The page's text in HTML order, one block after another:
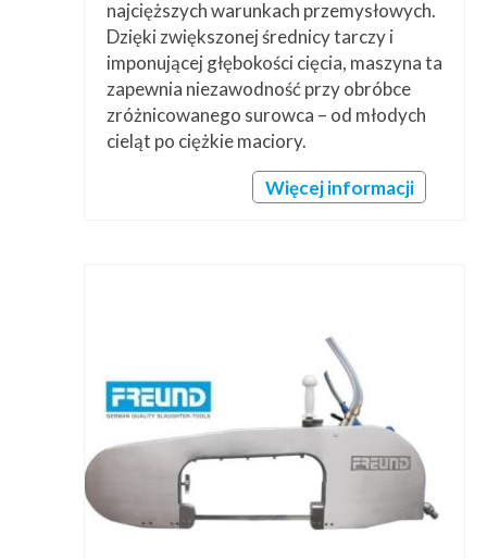
najcięższych warunkach przemysłowych.
Dzięki zwiększonej średnicy tarczy i
imponującej głębokości cięcia, maszyna ta
zapewnia niezawodność przy obróbce
zróżnicowanego surowca – od młodych
cieląt po ciężkie maciory.
Więcej informacji